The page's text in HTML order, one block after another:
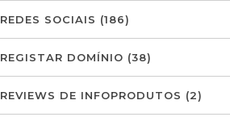
REDES SOCIAIS (186)
REGISTAR DOMÍNIO (38)
REVIEWS DE INFOPRODUTOS (2)